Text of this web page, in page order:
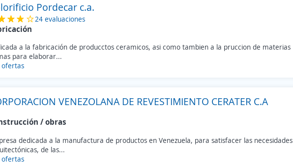
Pordecar c.a.
24 evaluaciones
a la fabricación de producctos ceramicos, asi como tambien a la pruccion de materias
para elaborar...
ofertas
VENEZOLANA DE REVESTIMIENTO CERATER C.A
/ obras
dedicada a la manufactura de productos en Venezuela, para satisfacer las necesidades
de las...
ofertas